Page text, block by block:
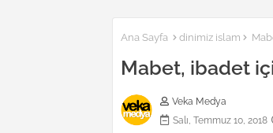
Ana Sayfa dinimiz islam
Mabet, ibadet
Veka Medya
Salı, Temmuz 10, 2018